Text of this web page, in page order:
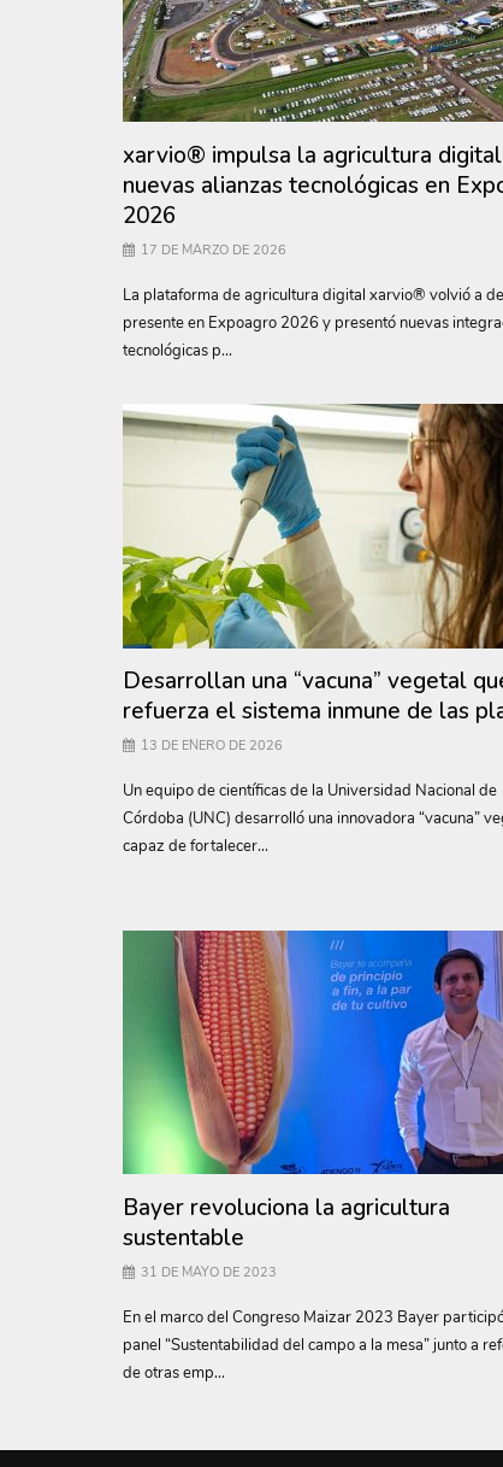
xarvio® impulsa la agricultura
nuevas alianzas tecnológicas en
2026
17 DE MARZO DE 2026
La plataforma de agricultura digital xarvio® volvió a
presente en Expoagro 2026 y presentó nuevas
tecnológicas p...
Desarrollan una “vacuna” vegetal
refuerza el sistema inmune de las
13 DE ENERO DE 2026
Un equipo de científicas de la Universidad Nacional de
Córdoba (UNC) desarrolló una innovadora “vacuna”
capaz de fortalecer...
Bayer revoluciona la agricultura
sustentable
31 DE MAYO DE 2023
En el marco del Congreso Maizar 2023 Bayer
panel “Sustentabilidad del campo a la mesa” junto a
de otras emp...